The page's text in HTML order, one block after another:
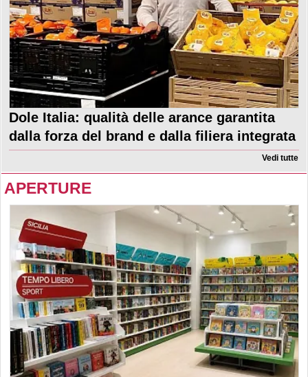
Dole Italia: qualità delle arance garantita
dalla forza del brand e dalla filiera integrata
Vedi tutte
APERTURE